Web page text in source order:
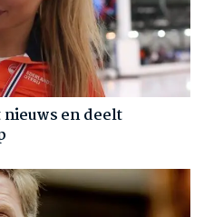
en deelt